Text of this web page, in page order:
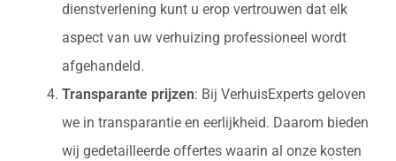
dienstverlening kunt u erop vertrouwen dat elk
aspect van uw verhuizing professioneel wordt
afgehandeld.
Transparante prijzen: Bij VerhuisExperts geloven
we in transparantie en eerlijkheid. Daarom bieden
wij gedetailleerde offertes waarin al onze kosten